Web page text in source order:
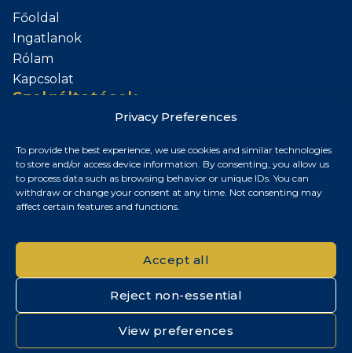
Privacy Preferences
To provide the best experience, we use cookies and similar technologies
to store and/or access device information. By consenting, you allow us
to process data such as browsing behavior or unique IDs. You can
withdraw or change your consent at any time. Not consenting may
affect certain features and functions.
Accept all
Reject non-essential
View preferences
Főoldal
Ingatlanok
Rólam
Kapcsolat
Szolgáltatások
Kapcsolat
Budapest, Magyarország
+36 30 687 6790
© 2026 Chris Nagy Real Estate. Minden jog fenntartva.
Adatvédelmi tájékoztató|Cookie szabályzat